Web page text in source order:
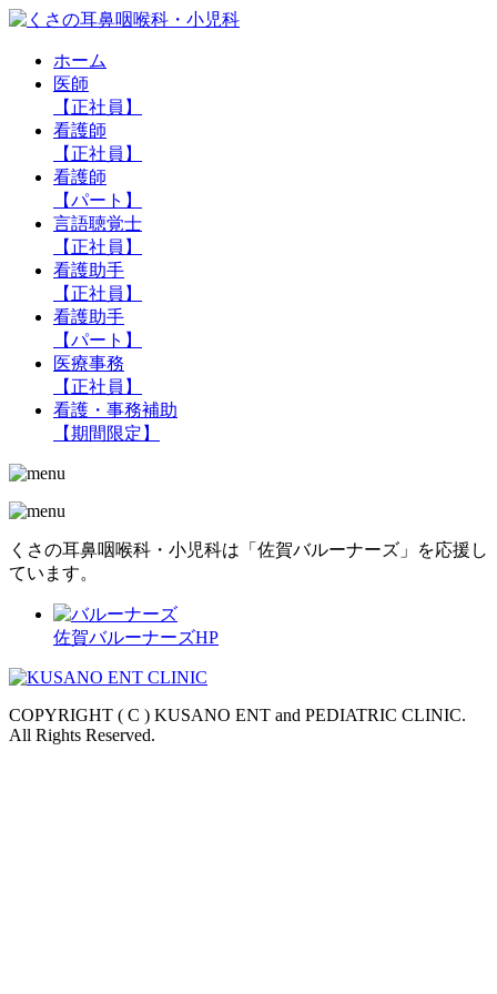
ホーム
医師
【正社員】
看護師
【正社員】
看護師
【パート】
言語聴覚士
【正社員】
看護助手
【正社員】
看護助手
【パート】
医療事務
【正社員】
看護・事務補助
【期間限定】
くさの耳鼻咽喉科・小児科は「佐賀バルーナーズ」を応援し
ています。
佐賀バルーナーズHP
COPYRIGHT ( C ) KUSANO ENT and PEDIATRIC CLINIC.
All Rights Reserved.